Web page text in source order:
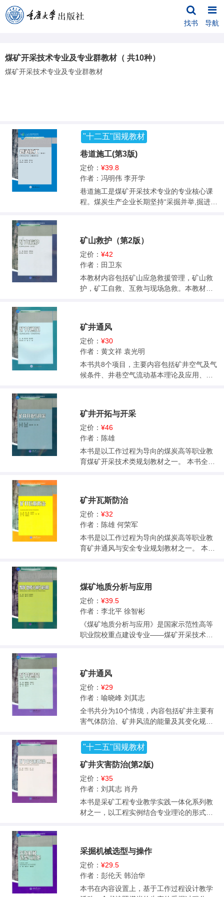
找书 导航
煤矿开采技术专业及专业群教材（ 共10种）
煤矿开采技术专业及专业群教材
"十二五"国规教材
巷道施工(第3版)
定价： ¥39.8
作者：冯明伟 李开学
巷道施工是煤矿开采技术专业的专业核心课
程。煤炭生产企业长期坚持“采掘并举,掘进先
矿井逐步进入深部开采,瓦斯、地压危害进一
步凸显的情况下,加快巷道施工速度、提高巷
道掘进工效成为矿井生产技术管理的中心任
务。为了满足培养学生现场综合应用能力的
要求,本书既介绍了毫秒爆破、光面爆破原理
巷道施工的基础知识,介绍了岩石的性质、围
岩分级与分类,国内目前先进的巷道施工工艺
技术,掘进局部通风管理和综合防尘管理的相
关规定,以及掘进施工组织管理、技术管理、
安全与质量管理的基本要求;第二部分是巷道
施工基础知识的应用,针对不同的施工对象,分
巷道修复的施工特点、施工工艺和安全技术
措施。 本书可作为高职院校煤矿开采技术等
煤炭类专业的教材,也可作为从事采煤工作相
关人员的培训和参考书。
矿山救护（第2版）
定价： ¥42
作者：田卫东
本教材内容包括矿山应急救援管理，矿山救
护，矿工自救、互救与现场急救。本教材以
为高职安全管理技术专业教材，也可作为煤
矿相关专业师生的参考书。
矿井通风
定价： ¥30
作者：黄文祥 袁光明
本书共8个项目，主要内容包括矿井空气及气
候条件、井巷空气流动基本理论及应用、矿
矿开采技术专业及专业群教材，也可作为相
关专业科研人员的参考用书。
矿井开拓与开采
定价： ¥46
作者：陈雄
本书是以工作过程为导向的煤炭高等职业教
育煤矿开采技术类规划教材之一。 本书全面
论、新技术和新方法，理论与生产实际密切
结合，突出实践教学。内容包括井田划分与
矿井服务年限计算；井田开拓基本问题分
析；开采顺序、采掘关系与采掘接续计划编
制；采煤方法的分类及选择依据；采区生产
倾斜长壁采煤工艺与选择；急倾斜煤层采煤
工艺及其选择；特殊条件下的煤层采煤工
艺；采区生产技术管理及应用；采区专业技
术文件的编制；采区开采设计；采区轨道线
路设计等16个学习情境。 本书是煤炭高等职
业技术院校、高等专科院校煤矿开采技术专
育学院、技师学院和煤炭企业经营管理人员
的培训教材，同时可供煤炭企业工程技术人
员学习参考。
矿井瓦斯防治
定价： ¥32
作者：陈雄 何荣军
本书是以工作过程为导向的煤炭高等职业教
育矿井通风与安全专业规划教材之一。 本书
与安全专业新理论、新技术和新方法，理论
与生产实际密切结合，突出案例分析和实践
教学，为本书的编写特点。全书内容包括矿
井瓦斯测定、瓦斯爆炸及其与防治措施、瓦
斯抽采、煤与瓦斯突出防治4个学习情境和附
教育学院、技工学校和煤炭企业经营管理人
员的培训教材，同时可供煤炭企业工程技术
人员学习参考。
煤矿地质分析与应用
定价： ¥39.5
作者：李北平 徐智彬
《煤矿地质分析与应用》是国家示范性高等
职业院校重点建设专业——煤矿开采技术专
分析与应用和影响煤矿安全高效生产的各种
地质因素以及分析、解决矿山常见地质问题
的基本方法；简要介绍了煤炭储量的相关知
识、矿井储量管理的基本内容和煤矿生产活
动造成的环境地质问题及环境保护方法。 本
通风与安全、地下隧道工程专业的通用教
材，也可作为中等专业学校、成人教育学院
和技工学校采矿工程类各相关专业的教材，
同时可供有关煤炭企业管理人员和专业技术
人员学习参考。
矿井通风
定价： ¥29
作者：喻晓峰 刘其志
全书共分为10个情境，内容包括矿井主要有
害气体防治、矿井风流的能量及其变化规
作面通风、采煤工作面通风、矿井通风系
统、矿井风量调节、矿井通风设计等。 本书
是高等职业院校、高等专科学校煤矿开采技
术，通风与安全专业的教材，可作为成人高
校、中等职业学校相关专业和煤矿干部培训
的教材或教学参考书，也可供从事煤矿科
研、设计、管理及工程等技术人员参考。
"十二五"国规教材
矿井灾害防治(第2版)
定价： ¥35
作者：刘其志 肖丹
本书是采矿工程专业教学实践一体化系列教
材之一，以工程实例结合专业理论的形式阐
水灾防治，矿山救护等。本书可作为煤炭高
等职业院校、高等专科学校采矿工程专业及
其相关专业的教材，也可作为成人高校、中
等职业学校相关专业和煤矿安全技术培训的
采掘机械选型与操作
定价： ¥29.5
作者：彭伦天 韩治华
本书在内容设置上，基于工作过程设计教学